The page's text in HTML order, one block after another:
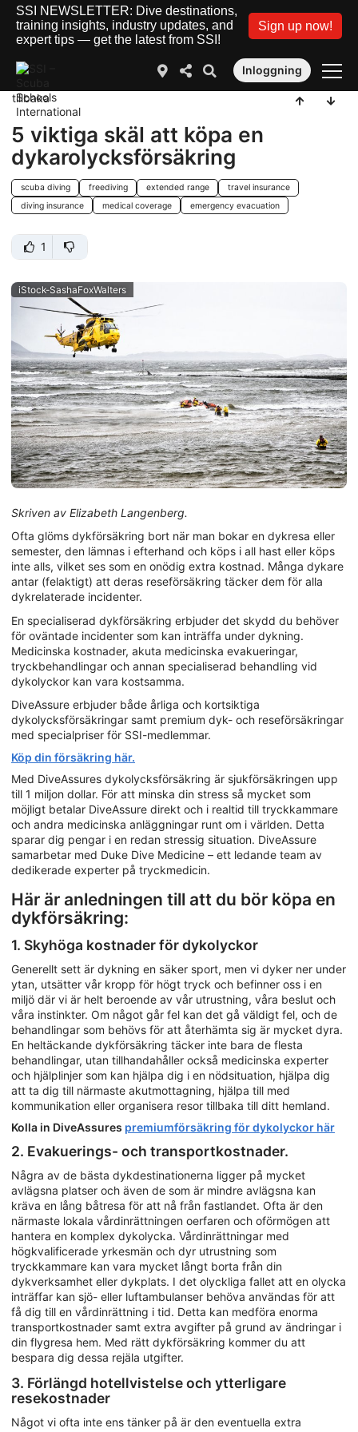
SSI NEWSLETTER: Dive destinations,
training insights, industry updates, and
expert tips — get the latest from SSI!
Sign up now!
Inloggning
tillbaka
5 viktiga skäl att köpa en
dykarolycksförsäkring
scuba diving freediving extended range
travel insurance
diving insurance
medical coverage emergency evacuation
1
iStock-SashaFoxWalters
Skriven av Elizabeth Langenberg.
Ofta glöms dykförsäkring bort när man bokar en dykresa eller
semester, den lämnas i efterhand och köps i all hast eller köps
inte alls, vilket ses som en onödig extra kostnad. Många dykare
antar (felaktigt) att deras reseförsäkring täcker dem för alla
dykrelaterade incidenter.
En specialiserad dykförsäkring erbjuder det skydd du behöver
för oväntade incidenter som kan inträffa under dykning.
Medicinska kostnader, akuta medicinska evakueringar,
tryckbehandlingar och annan specialiserad behandling vid
dykolyckor kan vara kostsamma.
DiveAssure erbjuder både årliga och kortsiktiga
dykolycksförsäkringar samt premium dyk- och reseförsäkringar
med specialpriser för SSI-medlemmar.
Köp din försäkring här.
Med DiveAssures dykolycksförsäkring är sjukförsäkringen upp
till 1 miljon dollar. För att minska din stress så mycket som
möjligt betalar DiveAssure direkt och i realtid till tryckkammare
och andra medicinska anläggningar runt om i världen. Detta
sparar dig pengar i en redan stressig situation. DiveAssure
samarbetar med Duke Dive Medicine – ett ledande team av
dedikerade experter på tryckmedicin.
Här är anledningen till att du bör köpa en
dykförsäkring:
1. Skyhöga kostnader för dykolyckor
Generellt sett är dykning en säker sport, men vi dyker ner under
ytan, utsätter vår kropp för högt tryck och befinner oss i en
miljö där vi är helt beroende av vår utrustning, våra beslut och
våra instinkter. Om något går fel kan det gå väldigt fel, och de
behandlingar som behövs för att återhämta sig är mycket dyra.
En heltäckande dykförsäkring täcker inte bara de flesta
behandlingar, utan tillhandahåller också medicinska experter
och hjälplinjer som kan hjälpa dig i en nödsituation, hjälpa dig
att ta dig till närmaste akutmottagning, hjälpa till med
kommunikation eller organisera resor tillbaka till ditt hemland.
Kolla in DiveAssures premiumförsäkring för dykolyckor här
2. Evakuerings- och transportkostnader.
Några av de bästa dykdestinationerna ligger på mycket
avlägsna platser och även de som är mindre avlägsna kan
kräva en lång båtresa för att nå från fastlandet. Ofta är den
närmaste lokala vårdinrättningen oerfaren och oförmögen att
hantera en komplex dykolycka. Vårdinrättningar med
högkvalificerade yrkesmän och dyr utrustning som
tryckkammare kan vara mycket långt borta från din
dykverksamhet eller dykplats. I det olyckliga fallet att en olycka
inträffar kan sjö- eller luftambulanser behöva användas för att
få dig till en vårdinrättning i tid. Detta kan medföra enorma
transportkostnader samt extra avgifter på grund av ändringar i
din flygresa hem. Med rätt dykförsäkring kommer du att
bespara dig dessa rejäla utgifter.
3. Förlängd hotellvistelse och ytterligare
resekostnader
Något vi ofta inte ens tänker på är den eventuella extra